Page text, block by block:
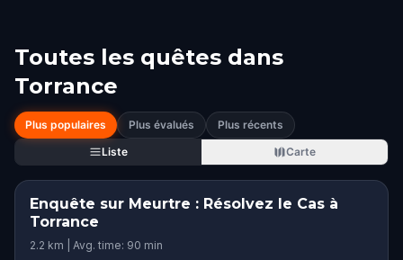
Toutes les quêtes dans
Torrance
Plus populaires Plus évalués
Plus récents
Liste
Carte
Enquête sur Meurtre : Résolvez le Cas à
Torrance
2.2 km | Avg. time: 90 min